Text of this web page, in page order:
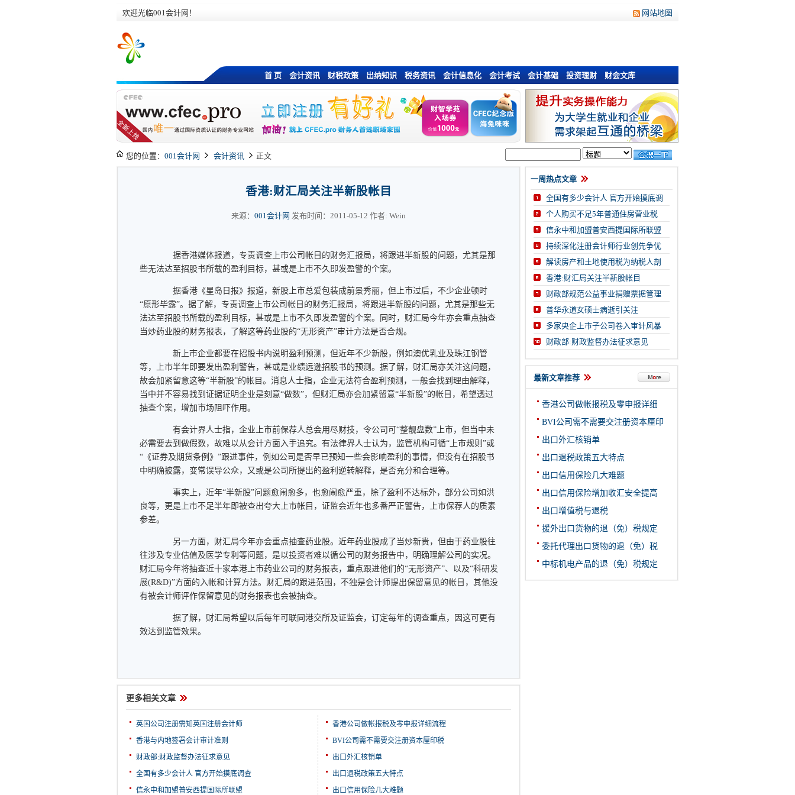
欢迎光临001会计网！ 网站地图
首 页 会计资讯 财税政策 出纳知识 税务资讯 会计信息化 会计考试 会计基础 投资理财 财会文库
您的位置： 001会计网 会计资讯 正文
香港:财汇局关注半新股帐目
来源： 001会计网 发布时间：2011-05-12 作者: Wein
据香港媒体报道，专责调查上市公司帐目的财务汇报局，将跟进半新股的问题，尤其是那
些无法达至招股书所载的盈利目标，甚或是上市不久即发盈警的个案。
据香港《星岛日报》报道，新股上市总爱包装成前景秀丽，但上市过后，不少企业顿时
“原形毕露”。据了解，专责调查上市公司帐目的财务汇报局，将跟进半新股的问题，尤其是那些无
法达至招股书所载的盈利目标，甚或是上市不久即发盈警的个案。同时，财汇局今年亦会重点抽查
当炒药业股的财务报表，了解这等药业股的“无形资产”审计方法是否合规。
新上市企业都要在招股书内说明盈利预测，但近年不少新股，例如澳优乳业及珠江钢管
等，上市半年即要发出盈利警告，甚或是业绩远逊招股书的预测。据了解，财汇局亦关注这问题，
故会加紧留意这等“半新股”的帐目。消息人士指，企业无法符合盈利预测，一般会找到理由解释，
当中并不容易找到证据证明企业是刻意“做数”，但财汇局亦会加紧留意“半新股”的帐目，希望透过
抽查个案，增加市场阻吓作用。
有会计界人士指，企业上市前保荐人总会用尽财技，令公司可“整靓盘数”上市，但当中未
必需要去到做假数，故难以从会计方面入手追究。有法律界人士认为，监管机构可循“上市规则”或
“《证券及期货条例》”跟进事件，例如公司是否早已预知一些会影响盈利的事情，但没有在招股书
中明确披露，变常误导公众，又或是公司所提出的盈利逆转解释，是否充分和合理等。
事实上，近年“半新股”问题愈闹愈多，也愈闹愈严重，除了盈利不达标外，部分公司如洪
良等，更是上市不足半年即被查出夸大上市帐目，证监会近年也多番严正警告，上市保荐人的质素
参差。
另一方面，财汇局今年亦会重点抽查药业股。近年药业股成了当炒新贵，但由于药业股往
往涉及专业估值及医学专利等问题，是以投资者难以循公司的财务报告中，明确理解公司的实况。
财汇局今年将抽查近十家本港上市药业公司的财务报表，重点跟进他们的“无形资产”、以及“科研发
展(R&D)”方面的入帐和计算方法。财汇局的跟进范围，不独是会计师提出保留意见的帐目，其他没
有被会计师评作保留意见的财务报表也会被抽查。
据了解，财汇局希望以后每年可联同港交所及证监会，订定每年的调查重点，因这可更有
效达到监管效果。
更多相关文章
英国公司注册需知英国注册会计师
香港与内地签署会计审计准则
财政部:财政监督办法征求意见
全国有多少会计人 官方开始摸底调查
信永中和加盟普安西提国际所联盟
香港公司做帐报税及零申报详细流程
BVI公司需不需要交注册资本厘印税
出口外汇核销单
出口退税政策五大特点
出口信用保险几大难题
一周热点文章
全国有多少会计人 官方开始摸底调
个人购买不足5年普通住房营业税
信永中和加盟普安西提国际所联盟
持续深化注册会计师行业创先争优
解读房产和土地使用税为纳税人剖
香港:财汇局关注半新股帐目
财政部规范公益事业捐赠票据管理
普华永道女硕士病逝引关注
多家央企上市子公司卷入审计风暴
财政部:财政监督办法征求意见
最新文章推荐
香港公司做帐报税及零申报详细
BVI公司需不需要交注册资本厘印
出口外汇核销单
出口退税政策五大特点
出口信用保险几大难题
出口信用保险增加收汇安全提高
出口增值税与退税
援外出口货物的退（免）税规定
委托代理出口货物的退（免）税
中标机电产品的退（免）税规定